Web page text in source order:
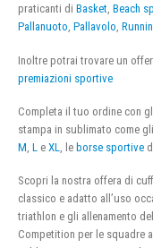
praticanti di Basket, Beach
Pallanuoto, Pallavolo,
Inoltre potrai trovare un
premiazioni sportive
Completa il tuo ordine con
stampa in sublimato come gli
M L e XL , le borse sportive
Scopri la nostra offera di
classico e adatto all’uso
triathlon e gli allenamento
Competition per le squadre